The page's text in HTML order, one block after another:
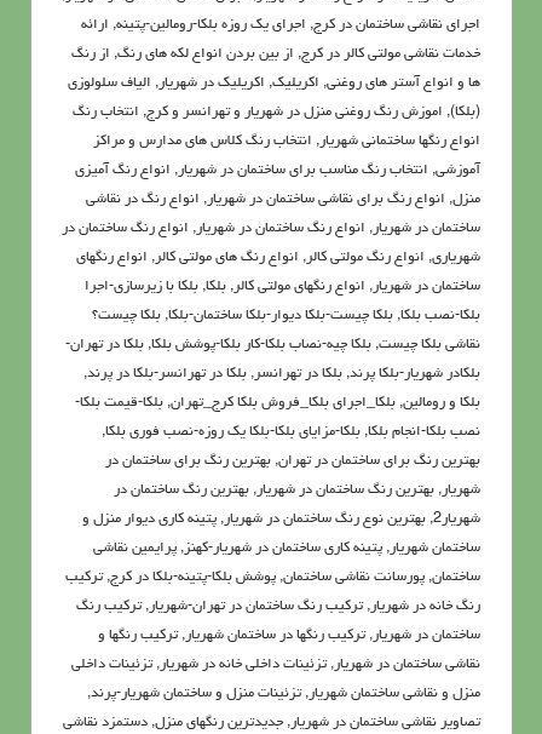
اجرای نقاشی ساختمان در کرج, اجرای یک روزه بلکا-رومالین-پتینه, ارائه
خدمات نقاشی مولتی کالر در کرج, از بین بردن انواع لکه های رنگ, از رنگ
ها و انواع آستر های روغنی, اکريليک, اکريليک در شهریار, الیاف سلولوزی
(بلکا), اموزش رنگ روغنی منزل در شهریار و تهرانسر و کرج, انتخاب رنگ
انواع رنگها ساختمانی شهریار, انتخاب رنگ کلاس های مدارس و مراکز
آموزشی, انتخاب رنگ مناسب برای ساختمان در شهریار, انواع رنگ آمیزی
منزل, انواع رنگ برای نقاشی ساختمان در شهریار, انواع رنگ در نقاشی
ساختمان در شهریار, انواع رنگ ساختمان در شهریار, انواع رنگ ساختمان در
شهریاری, انواع رنگ مولتی کالر, انواع رنگ های مولتی کالر, انواع رنگهای
ساختمان در شهریار, انواع رنگهای مولتی کالر, بلکا, بلکا با زیرسازی-اجرا
بلکا-نصب بلکا, بلکا چیست-بلکا دیوار-بلکا ساختمان-بلکا, بلکا چیست؟
نقاشی بلکا چیست, بلکا چیه-نصاب بلکا-کار بلکا-پوشش بلکا, بلکا در تهران-
بلکادر شهریار-بلکا پرند, بلکا در تهرانسر, بلکا در تهرانسر-بلکا در پرند,
بلکا و رومالین, بلکا_اجرای بلکا_فروش بلکا کرج_تهران, بلکا-قیمت بلکا-
نصب بلکا-انجام بلکا, بلکا-مزایای بلکا-بلکا یک روزه-نصب فوری بلکا,
بهترین رنگ برای ساختمان در تهران, بهترین رنگ برای ساختمان در
شهریار, بهترین رنگ ساختمان در شهریار, بهترین رنگ ساختمان در
شهریار2
, بهترین نوع رنگ ساختمان در شهریار, پتينه کاري ديوار منزل و
ساختمان شهریار, پتینه کاری ساختمان در شهریار-کهنز, پرايمين نقاشي
ساختمان, پورسانت نقاشی ساختمان, پوشش بلکا-پتینه-بلکا در کرج,تركيب
رنگ خانه در شهریار,تركيب رنگ ساختمان در تهران-شهریار,ترکیب رنگ
ساختمان در شهریار,ترکیب رنگها در ساختمان شهریار,ترکیب رنگها و
نقاشی ساختمان در شهریار,تزئینات داخلی خانه در شهریار,تزئینات داخلی
منزل و نقاشی ساختمان شهریار,تزئینات منزل و ساختمان شهریار-پرند,
تصاویر نقاشی ساختمان در شهریار, جدیدترین رنگهای منزل, دستمزد نقاشی